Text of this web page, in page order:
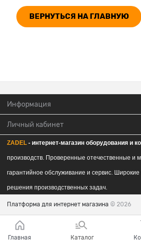
ВЕРНУТЬСЯ НА ГЛАВНУЮ
Информация
Личный кабинет
ZADEL - интернет-магазин оборудования и
производств. Проверенные отечественные и
гарантийное обслуживание и сервис.
решения производственных задач.
Платформа для интернет магазина © 2026
Главная Каталог